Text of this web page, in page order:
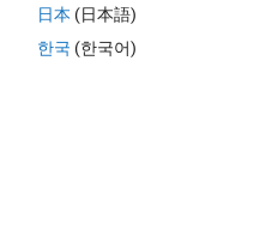
Compatibilité avec
versions de
Compatible avec les
Plateformes
日本 (日本語)
한국 (한국어)